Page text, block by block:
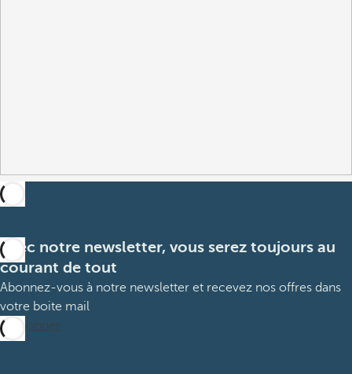
Avec notre newsletter, vous serez toujours au
courant de tout
Abonnez-vous à notre newsletter et recevez nos offres dans
votre boite mail
M’abonner